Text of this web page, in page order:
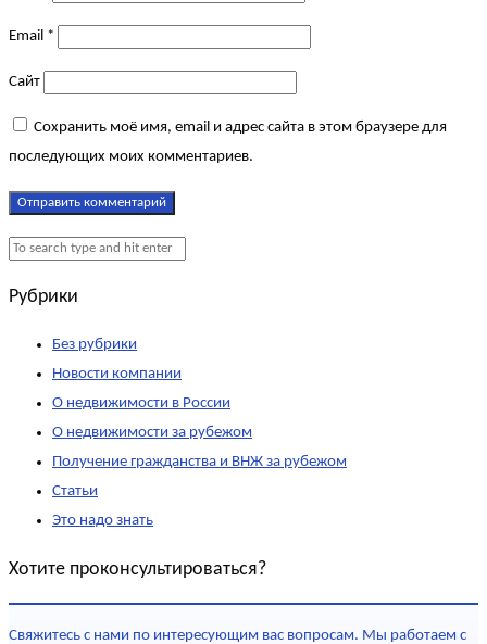
Email *
Сайт
Сохранить моё имя, email и адрес сайта в этом браузере для
последующих моих комментариев.
Рубрики
Без рубрики
Новости компании
О недвижимости в России
О недвижимости за рубежом
Получение гражданства и ВНЖ за рубежом
Статьи
Это надо знать
Хотите проконсультироваться?
Свяжитесь с нами по интересующим вас вопросам. Мы работаем с